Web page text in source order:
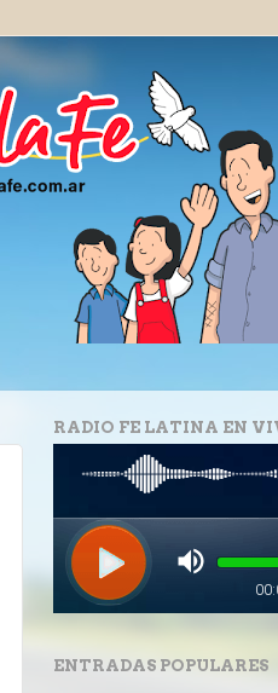
RADIO FE LATINA EN
ENTRADAS POPULARES